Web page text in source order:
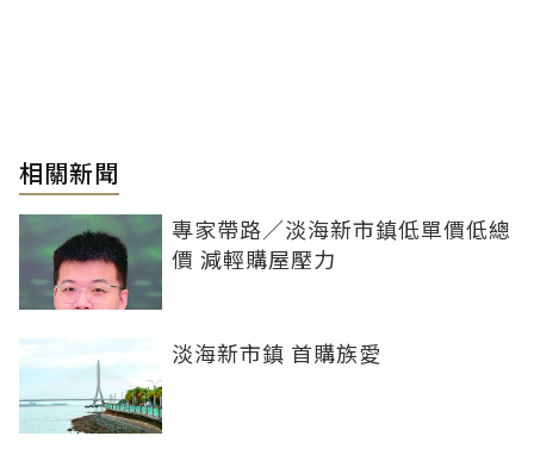
相關新聞
專家帶路／淡海新市鎮低單價低總
價 減輕購屋壓力
淡海新市鎮 首購族愛